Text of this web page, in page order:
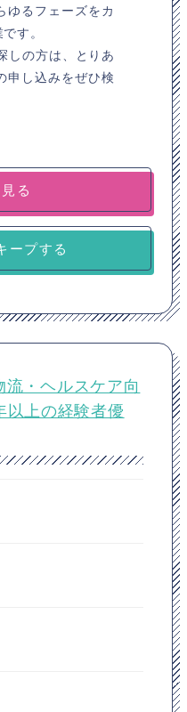
ゆるフェーズをカ
す。
しの方は、とりあ
申し込みをぜひ検
る
ープする
流・ヘルスケア向
上の経験者優